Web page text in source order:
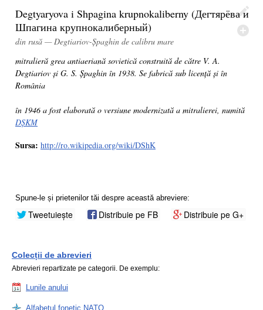
Degtyaryova i Shpagina krupnokaliberny (Дегтярёва и
Шпагина крупнокалиберный)
din rusă — Degtiariov-Șpaghin de calibru mare
mitralieră grea antiaeriană sovietică construită de către V. A.
Degtiariov și G. S. Șpaghin în 1938. Se fabrică sub licență și în
România
în 1946 a fost elaborată o versiune modernizată a mitralierei, numită
DȘKM
Sursa: http://ro.wikipedia.org/wiki/DShK
Spune-le și prietenilor tăi despre această abreviere:
Tweetuiește Distribuie pe FB Distribuie pe G+
Colecții de abrevieri
Abrevieri repartizate pe categorii. De exemplu:
Lunile anului
Alfabetul fonetic NATO